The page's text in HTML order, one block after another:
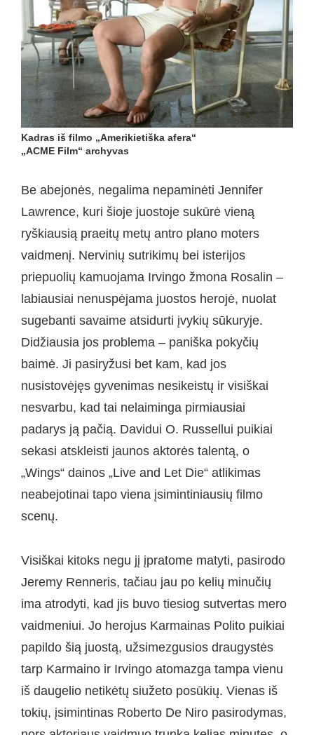
Kadras iš filmo „Amerikietiška afera“
„ACME Film“ archyvas
Be abejonės, negalima nepaminėti Jennifer
Lawrence, kuri šioje juostoje sukūrė vieną
ryškiausią praeitų metų antro plano moters
vaidmenį. Nervinių sutrikimų bei isterijos
priepuolių kamuojama Irvingo žmona Rosalin –
labiausiai nenuspėjama juostos herojė, nuolat
sugebanti savaime atsidurti įvykių sūkuryje.
Didžiausia jos problema – paniška pokyčių
baimė. Ji pasiryžusi bet kam, kad jos
nusistovėjęs gyvenimas nesikeistų ir visiškai
nesvarbu, kad tai nelaiminga pirmiausiai
padarys ją pačią. Davidui O. Russellui puikiai
sekasi atskleisti jaunos aktorės talentą, o
„Wings“ dainos „Live and Let Die“ atlikimas
neabejotinai tapo viena įsimintiniausių filmo
scenų.
Visiškai kitoks negu jį įpratome matyti, pasirodo
Jeremy Renneris, tačiau jau po kelių minučių
ima atrodyti, kad jis buvo tiesiog sutvertas mero
vaidmeniui. Jo herojus Karmainas Polito puikiai
papildo šią juostą, užsimezgusios draugystės
tarp Karmaino ir Irvingo atomazga tampa vienu
iš daugelio netikėtų siužeto posūkių. Vienas iš
tokių, įsimintinas Roberto De Niro pasirodymas,